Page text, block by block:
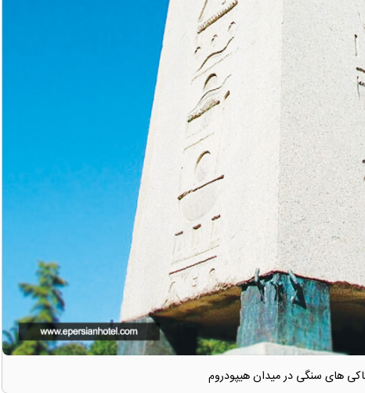
های سنگی در میدان هیپودروم